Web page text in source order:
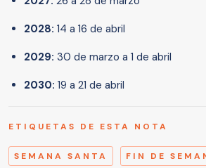
2028: 14 a 16 de abril
2029: 30 de marzo a 1 de abril
2030: 19 a 21 de abril
ETIQUETAS DE ESTA NOTA
SEMANA SANTA FIN DE